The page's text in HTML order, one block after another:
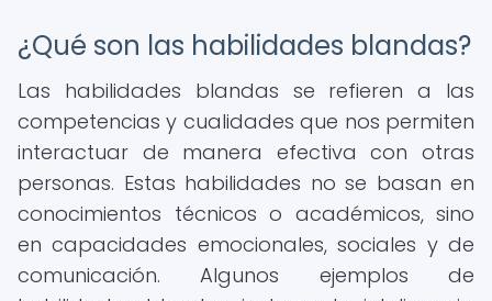
¿Qué son las habilidades blandas?
Las habilidades blandas se refieren a las
competencias y cualidades que nos permiten
interactuar de manera efectiva con otras
personas. Estas habilidades no se basan en
conocimientos técnicos o académicos, sino
en capacidades emocionales, sociales y de
comunicación. Algunos ejemplos de